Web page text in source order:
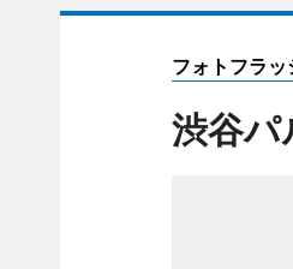
フォトフラッ
渋谷パ